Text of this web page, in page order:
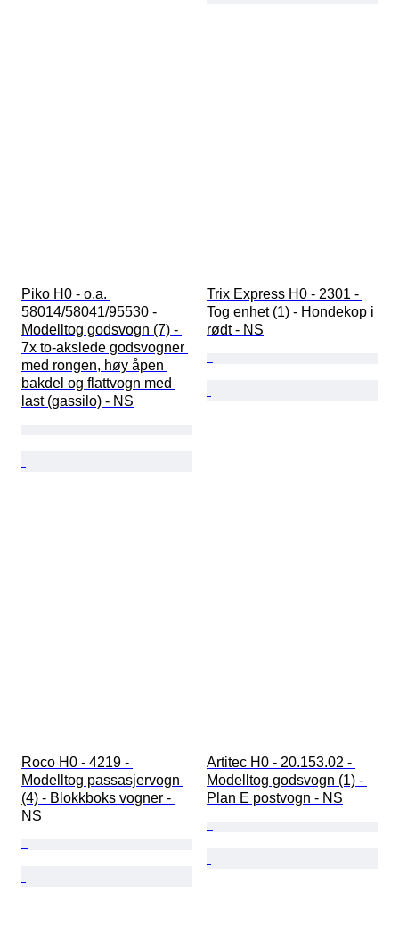
Piko H0 - o.a.
58014/58041/95530 -
Modelltog godsvogn (7) -
7x to-akslede godsvogner
med rongen, høy åpen
bakdel og flattvogn med
last (gassilo) - NS
Trix Express H0 - 2301 -
Tog enhet (1) - Hondekop i
rødt - NS
Roco H0 - 4219 -
Modelltog passasjervogn
(4) - Blokkboks vogner -
NS
Artitec H0 - 20.153.02 -
Modelltog godsvogn (1) -
Plan E postvogn - NS